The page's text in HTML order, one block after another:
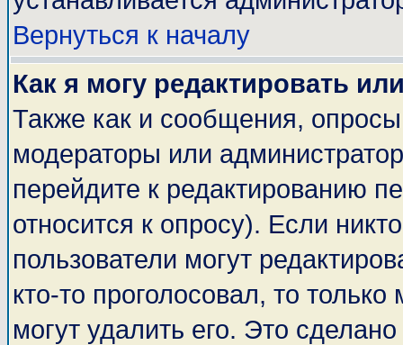
Вернуться к началу
Как я могу редактировать
Также как и сообщения, опросы
модераторы или
перейдите к редактированию
относится к опросу). Если
пользователи могут
кто-то проголосовал, то
могут удалить его. Это